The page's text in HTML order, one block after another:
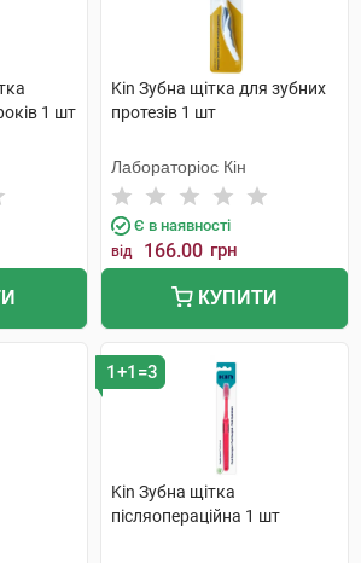
1 шт
Kin Зубна щітка для зубних
протезів 1 шт
Лабораторіос Кін
Є в наявності
від 166.00 грн
КУПИТИ
1+1=3
Kin Зубна щітка
післяопераційна 1 шт